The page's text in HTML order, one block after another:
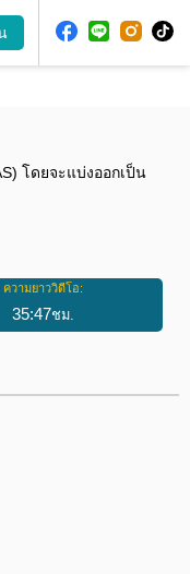
โดยจะแบ่งออกเป็น
ความยาววิดีโอ:
35:47ชม.